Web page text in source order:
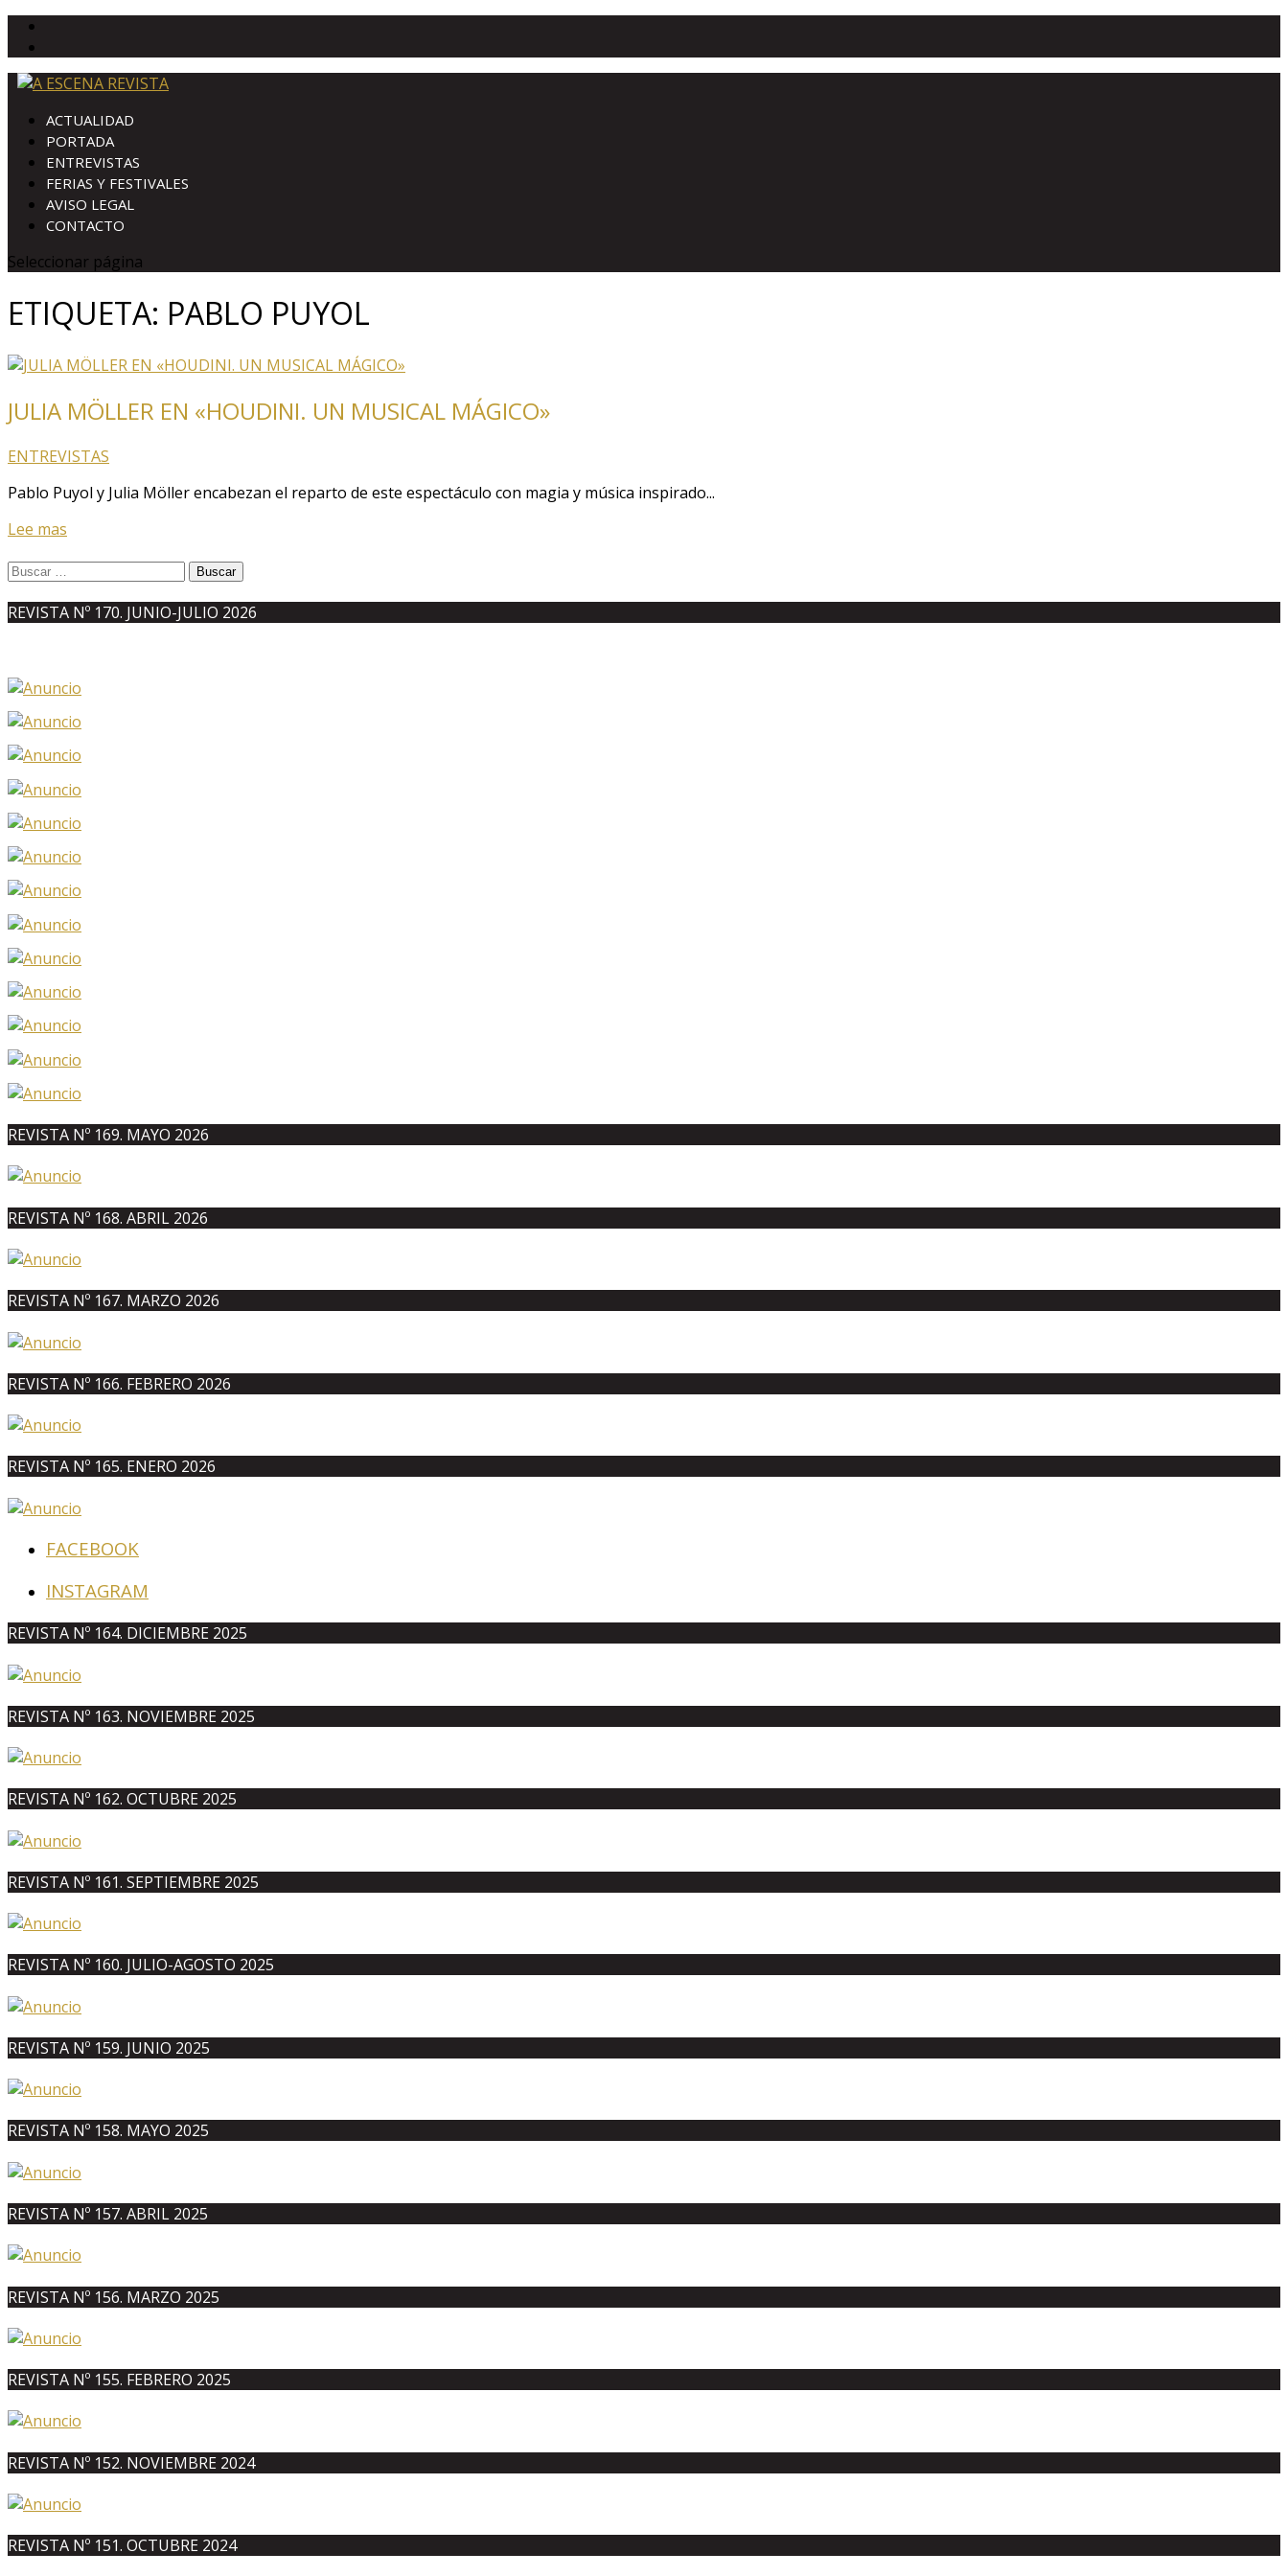
ACTUALIDAD
PORTADA
ENTREVISTAS
FERIAS Y FESTIVALES
AVISO LEGAL
CONTACTO
Seleccionar página
ETIQUETA: PABLO PUYOL
JULIA MÖLLER EN «HOUDINI. UN MUSICAL MÁGICO»
ENTREVISTAS
Pablo Puyol y Julia Möller encabezan el reparto de este espectáculo con magia y música inspirado...
Lee mas
Buscar:
REVISTA Nº 170. JUNIO-JULIO 2026
REVISTA Nº 169. MAYO 2026
REVISTA Nº 168. ABRIL 2026
REVISTA Nº 167. MARZO 2026
REVISTA Nº 166. FEBRERO 2026
REVISTA Nº 165. ENERO 2026
FACEBOOK
INSTAGRAM
REVISTA Nº 164. DICIEMBRE 2025
REVISTA Nº 163. NOVIEMBRE 2025
REVISTA Nº 162. OCTUBRE 2025
REVISTA Nº 161. SEPTIEMBRE 2025
REVISTA Nº 160. JULIO-AGOSTO 2025
REVISTA Nº 159. JUNIO 2025
REVISTA Nº 158. MAYO 2025
REVISTA Nº 157. ABRIL 2025
REVISTA Nº 156. MARZO 2025
REVISTA Nº 155. FEBRERO 2025
REVISTA Nº 152. NOVIEMBRE 2024
REVISTA Nº 151. OCTUBRE 2024